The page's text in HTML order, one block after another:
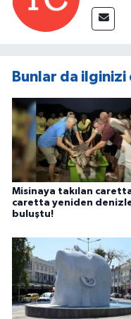
Bunlar da
Misinaya takılan
caretta yeniden
buluştu!